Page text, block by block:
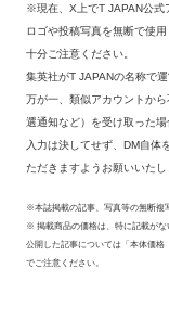
※現在、X上でT JAPAN公式
ロゴや投稿写真を無断で使
十分ご注意ください。
集英社がT JAPANの名称で
万が一、類似アカウントか
選通知など）を受け取った
入力は決してせず、DM自体
ただきますようお願いいたし
※本誌掲載の記事、写真等の無断複
※ 掲載商品の価格は、特に記載がな
公開した記事については「本体価格
でご注意ください。